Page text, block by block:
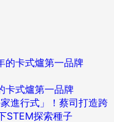
卡式爐第一品牌